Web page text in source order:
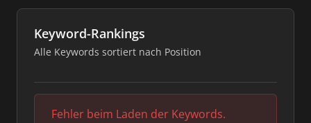
Keyword-Rankings
Alle Keywords sortiert nach Position
Fehler beim Laden der Keywords.